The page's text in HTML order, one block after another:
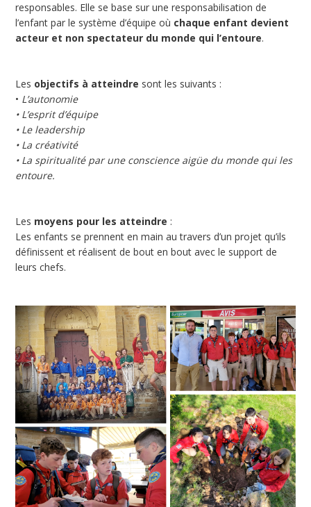
responsables. Elle se base sur une responsabilisation de
l’enfant par le système d’équipe où chaque enfant devient
acteur et non spectateur du monde qui l’entoure.
Les objectifs à atteindre sont les suivants :
• L’autonomie
• L’esprit d’équipe
• Le leadership
• La créativité
• La spiritualité par une conscience aigüe du monde qui les
entoure.
Les moyens pour les atteindre :
Les enfants se prennent en main au travers d’un projet qu’ils
définissent et réalisent de bout en bout avec le support de
leurs chefs.